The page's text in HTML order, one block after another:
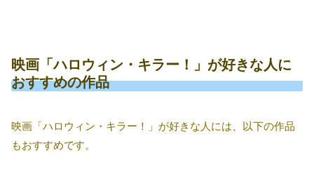
映画「ハロウィン・キラー！」が好きな人に
おすすめの作品
映画「ハロウィン・キラー！」が好きな人には、以下の作品
もおすすめです。